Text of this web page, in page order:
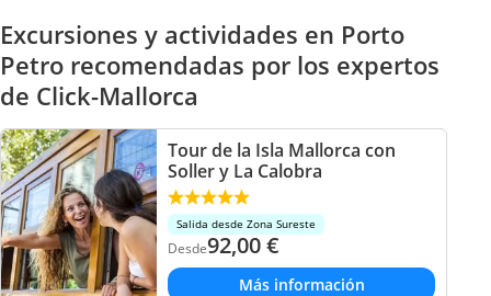
Excursiones y actividades en Porto
Petro recomendadas por los expertos
de Click-Mallorca
Tour de la Isla Mallorca con
Soller y La Calobra
Salida desde Zona Sureste
Desde92,00€
Más información